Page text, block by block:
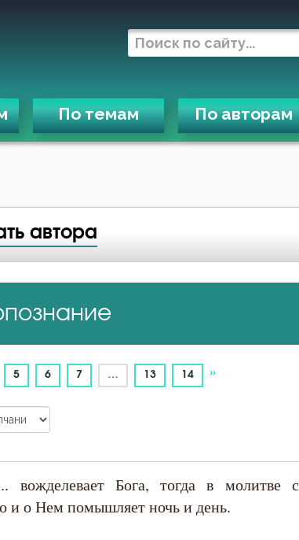
По темам По авторам
автора
(Плиханков)
5 6 7 … 13 14 »
вожделевает Бога, тогда в молитве
и о Нем помышляет ночь и день.